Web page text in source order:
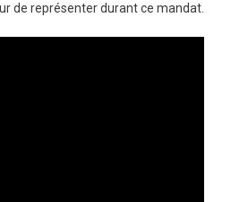
de représenter durant ce mandat.